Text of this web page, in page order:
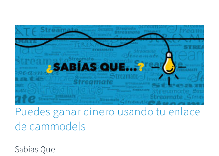
Puedes ganar dinero usando tu enlace
de cammodels
Sabías Que